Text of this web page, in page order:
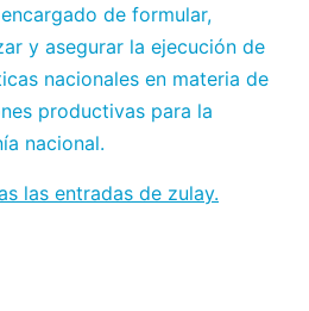
de formular,
y asegurar la ejecución de
nacionales en materia de
productivas para la
nacional.
las entradas de zulay.